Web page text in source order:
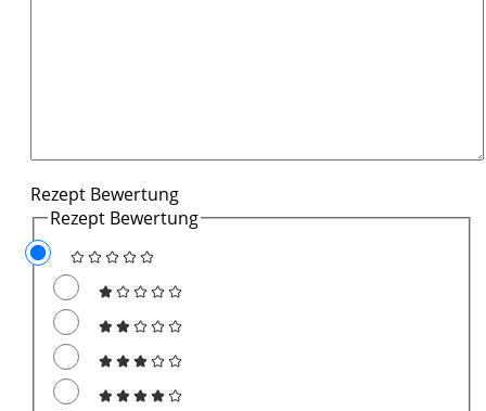
Rezept Bewertung
Rezept Bewertung